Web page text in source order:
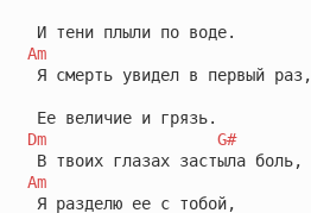
Am
Я смерть увидел в первый раз,
Dm
G#
Am